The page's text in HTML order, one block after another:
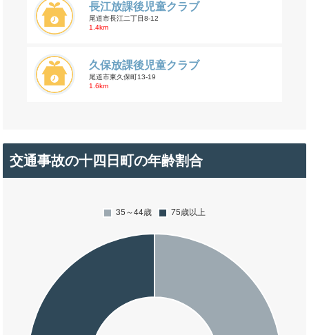
長江放課後児童クラブ
尾道市長江二丁目8-12
1.4km
久保放課後児童クラブ
尾道市東久保町13-19
1.6km
交通事故の十四日町の年齢割合